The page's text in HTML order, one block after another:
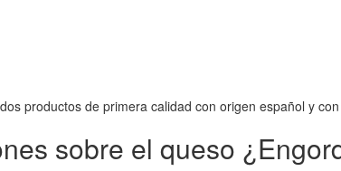
productos de primera calidad con origen español y
sobre el queso